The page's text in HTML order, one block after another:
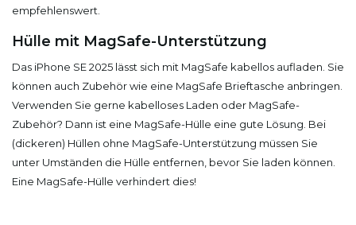
empfehlenswert.
Hülle mit MagSafe-Unterstützung
Das iPhone SE 2025 lässt sich mit MagSafe kabellos aufladen. Sie
können auch Zubehör wie eine MagSafe Brieftasche anbringen.
Verwenden Sie gerne kabelloses Laden oder MagSafe-
Zubehör? Dann ist eine MagSafe-Hülle eine gute Lösung. Bei
(dickeren) Hüllen ohne MagSafe-Unterstützung müssen Sie
unter Umständen die Hülle entfernen, bevor Sie laden können.
Eine MagSafe-Hülle verhindert dies!